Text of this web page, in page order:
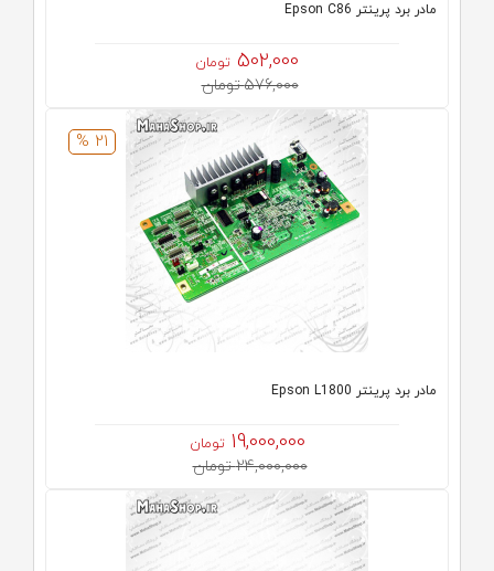
مادر برد پرینتر Epson C86
502,000 تومان
576,000 تومان
21 %
مادر برد پرینتر Epson L1800
19,000,000 تومان
24,000,000 تومان